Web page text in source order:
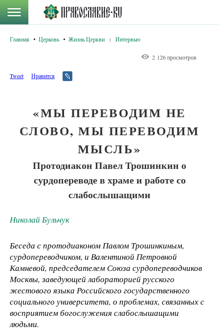
Главная Церковь Жизнь Церкви : Интервью
2 126 просмотров
Tweet Нравится
«МЫ ПЕРЕВОДИМ НЕ
СЛОВО, МЫ ПЕРЕВОДИМ
МЫСЛЬ»
Протодиакон Павел Трошинкин о
сурдопереводе в храме и работе со
слабослышащими
Николай Бульчук
Беседа с протодиаконом Павлом Трошинкиным,
сурдопереводчиком, и Валентиной Петровной
Камневой, председателем Союза сурдопереводчиков
Москвы, заведующей лабораторией русского
жестового языка Российского государственного
социального университета, о проблемах, связанных с
восприятием богослужения слабослышащими
людьми.